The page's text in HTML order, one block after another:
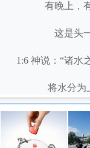
有晚上，
这是头
1:6 神说：“诸水
将水分为
1:7 神就造
将空气以